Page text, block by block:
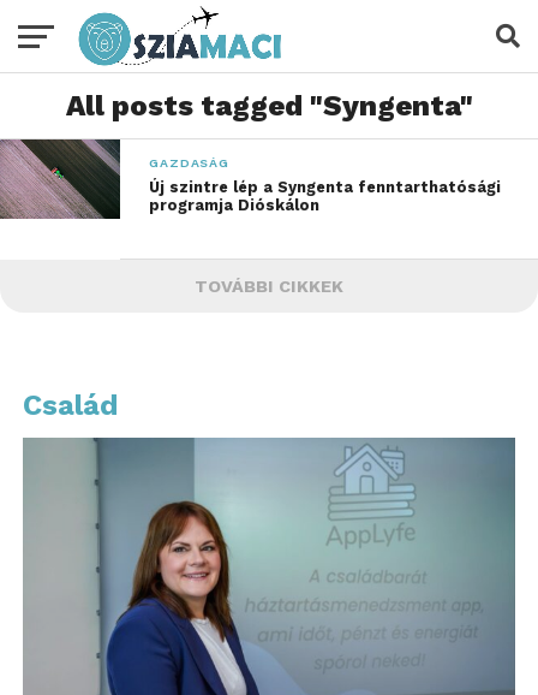
All posts tagged "Syngenta"
GAZDASÁG
Új szintre lép a Syngenta fenntarthatósági
programja Dióskálon
TOVÁBBI CIKKEK
Család